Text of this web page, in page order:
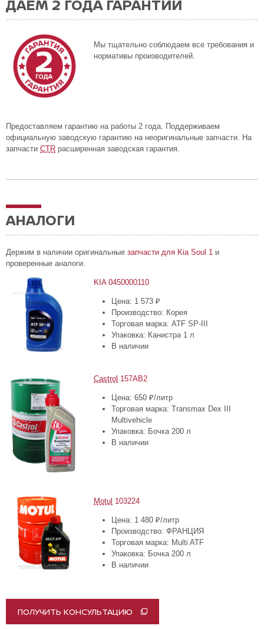
ДАЕМ 2 ГОДА ГАРАНТИИ
Мы тщательно соблюдаем все требования и
нормативы производителей.
Предоставляем гарантию на работы 2 года. Поддерживаем
официальную заводскую гарантию на неоригинальные запчасти. На
запчасти CTR расширенная заводская гарантия.
АНАЛОГИ
Держим в наличии оригинальные запчасти для Kia Soul 1 и
проверенные аналоги.
KIA 0450000110
Цена: 1 573 ₽
Производство: Корея
Торговая марка: ATF SP-III
Упаковка: Канистра 1 л
В наличии
Castrol 157AB2
Цена: 650 ₽/литр
Торговая марка: Transmax Dex III
Multivehicle
Упаковка: Бочка 200 л
В наличии
Motul 103224
Цена: 1 480 ₽/литр
Производство: ФРАНЦИЯ
Торговая марка: Multi ATF
Упаковка: Бочка 200 л
В наличии
ПОЛУЧИТЬ КОНСУЛЬТАЦИЮ